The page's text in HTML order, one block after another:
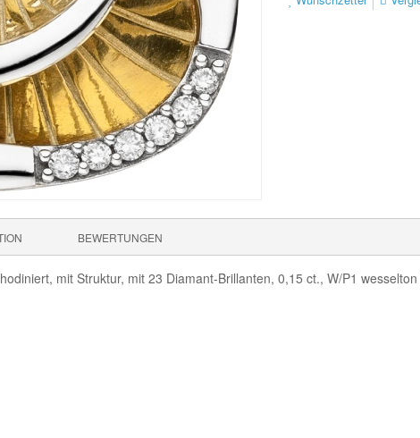
BEWERTUNGEN
mit Struktur, mit 23 Diamant-Brillanten, 0,15 ct., W/P1